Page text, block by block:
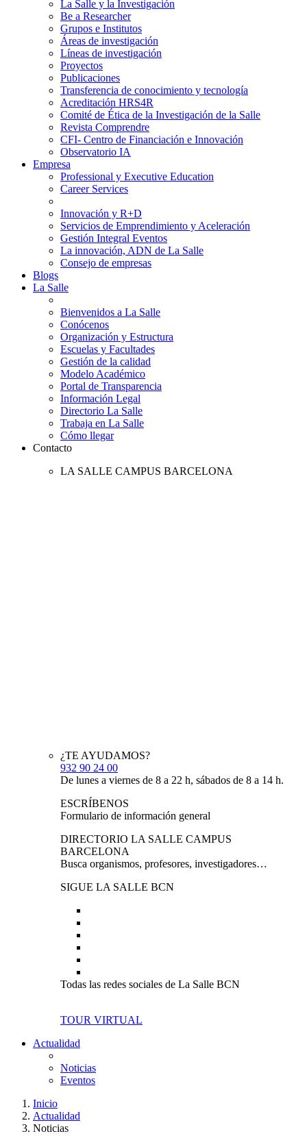
La Salle y la Investigación
Be a Researcher
Grupos e Institutos
Áreas de investigación
Líneas de investigación
Proyectos
Publicaciones
Transferencia de conocimiento y tecnología
Acreditación HRS4R
Comité de Ética de la Investigación de la Salle
Revista Comprendre
CFI- Centro de Financiación e Innovación
Observatorio IA
Empresa
Professional y Executive Education
Career Services
Innovación y R+D
Servicios de Emprendimiento y Aceleración
Gestión Integral Eventos
La innovación, ADN de La Salle
Consejo de empresas
Blogs
La Salle
Bienvenidos a La Salle
Conócenos
Organización y Estructura
Escuelas y Facultades
Gestión de la calidad
Modelo Académico
Portal de Transparencia
Información Legal
Directorio La Salle
Trabaja en La Salle
Cómo llegar
Contacto
LA SALLE CAMPUS BARCELONA
¿TE AYUDAMOS?
932 90 24 00
De lunes a viernes de 8 a 22 h, sábados de 8 a 14 h.
ESCRÍBENOS
Formulario de información general
DIRECTORIO LA SALLE CAMPUS
BARCELONA
Busca organismos, profesores, investigadores…
SIGUE LA SALLE BCN
Todas las redes sociales de La Salle BCN
TOUR VIRTUAL
Actualidad
Noticias
Eventos
Inicio
Actualidad
Noticias